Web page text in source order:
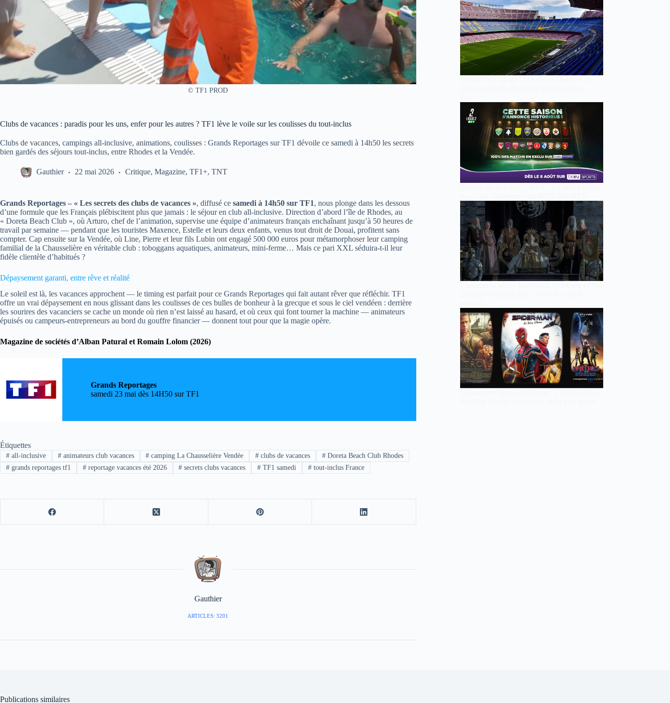
© TF1 PROD
Clubs de vacances : paradis pour les uns, enfer pour les autres ? TF1 lève le voile sur les coulisses du tout-inclus
Clubs de vacances, campings all-inclusive, animations, coulisses : Grands Reportages sur TF1 dévoile ce samedi à 14h50 les secrets
bien gardés des séjours tout-inclus, entre Rhodes et la Vendée.
Gauthier 22 mai 2026 Critique, Magazine, TF1+, TNT
Grands Reportages – « Les secrets des clubs de vacances », diffusé ce samedi à 14h50 sur TF1, nous plonge dans les dessous
d’une formule que les Français plébiscitent plus que jamais : le séjour en club all-inclusive. Direction d’abord l’île de Rhodes, au
« Doreta Beach Club », où Arturo, chef de l’animation, supervise une équipe d’animateurs français enchaînant jusqu’à 50 heures de
travail par semaine — pendant que les touristes Maxence, Estelle et leurs deux enfants, venus tout droit de Douai, profitent sans
compter. Cap ensuite sur la Vendée, où Line, Pierre et leur fils Lubin ont engagé 500 000 euros pour métamorphoser leur camping
familial de la Chausselière en véritable club : toboggans aquatiques, animateurs, mini-ferme… Mais ce pari XXL séduira-t-il leur
fidèle clientèle d’habitués ?
Dépaysement garanti, entre rêve et réalité
Le soleil est là, les vacances approchent — le timing est parfait pour ce Grands Reportages qui fait autant rêver que réfléchir. TF1
offre un vrai dépaysement en nous glissant dans les coulisses de ces bulles de bonheur à la grecque et sous le ciel vendéen : derrière
les sourires des vacanciers se cache un monde où rien n’est laissé au hasard, et où ceux qui font tourner la machine — animateurs
épuisés ou campeurs-entrepreneurs au bord du gouffre financier — donnent tout pour que la magie opère.
Magazine de sociétés d’Alban Patural et Romain Lolom (2026)
Grands Reportages
samedi 23 mai dès 14H50 sur TF1
Étiquettes
#all-inclusive #animateurs club vacances # camping La Chausselière Vendée # clubs de vacances # Doreta Beach Club Rhodes
#grands reportages tf1 #reportage vacances été 2026 # secrets clubs vacances # TF1 samedi # tout-inclus France
Gauthier
ARTICLES: 3201
Publications similaires